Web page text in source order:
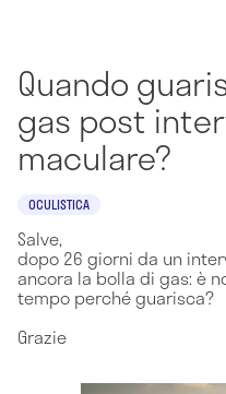
Quando
gas post
maculare?
OCULISTICA
Salve,
dopo 26 giorni da un
ancora la bolla di gas: è
tempo perché guarisca?
Grazie